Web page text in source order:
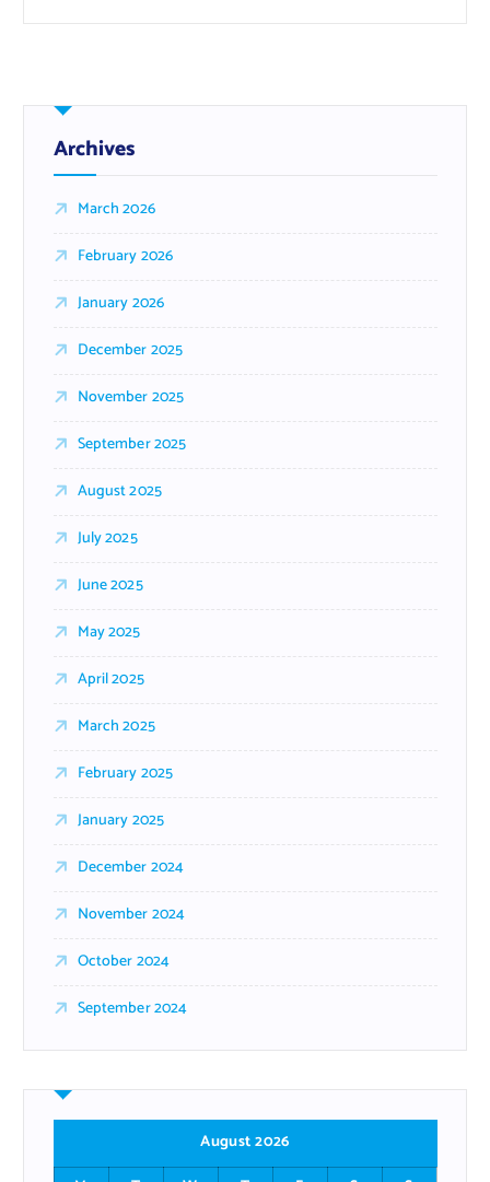
Archives
March 2026
February 2026
January 2026
December 2025
November 2025
September 2025
August 2025
July 2025
June 2025
May 2025
April 2025
March 2025
February 2025
January 2025
December 2024
November 2024
October 2024
September 2024
August 2026